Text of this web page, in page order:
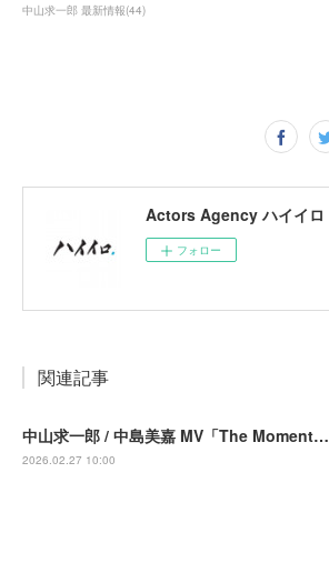
中山求一郎 最新情報(44)
Actors Agency ハイイロ
フォロー
関連記事
中山求一郎 / 中島美嘉 MV「The Moment」出演
2026.02.27 10:00